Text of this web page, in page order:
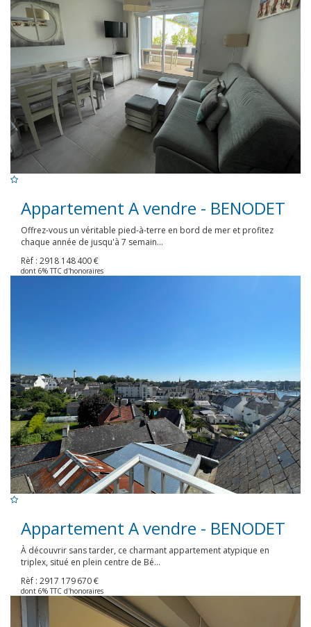
Appartement A vendre - BENODET
Offrez-vous un véritable pied-à-terre en bord de mer et profitez
chaque année de jusqu'à 7 semain...
Rèf : 2918 148 400 €
dont 6% TTC d'honoraires
Appartement A vendre - BENODET
À découvrir sans tarder, ce charmant appartement atypique en
triplex, situé en plein centre de Bé...
Rèf : 2917 179 670 €
dont 6% TTC d'honoraires